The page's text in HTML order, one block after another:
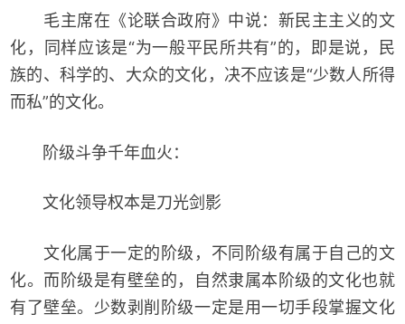
毛主席在《论联合政府》中说：新民主主义的文
化，同样应该是“为一般平民所共有”的，即是说，民
族的、科学的、大众的文化，决不应该是“少数人所得
而私”的文化。
阶级斗争千年血火：
文化领导权本是刀光剑影
文化属于一定的阶级，不同阶级有属于自己的文
化。而阶级是有壁垒的，自然隶属本阶级的文化也就
有了壁垒。少数剥削阶级一定是用一切手段掌握文化